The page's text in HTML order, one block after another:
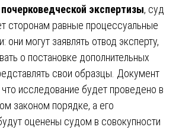
экспертизы, суд
сторонам равные процессуальные
они могут заявлять отвод эксперту,
о постановке дополнительных
свои образцы. Документ
что исследование будет проведено в
законом порядке, а его
оценены судом в совокупности